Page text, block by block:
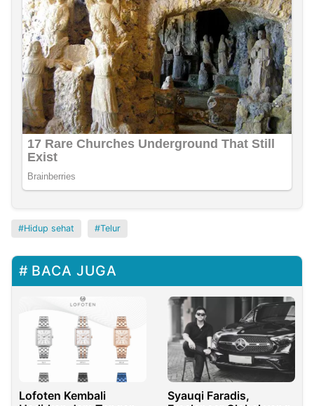
Hidup sehat Telur
BACA JUGA
Lofoten Kembali
Syauqi Faradis,